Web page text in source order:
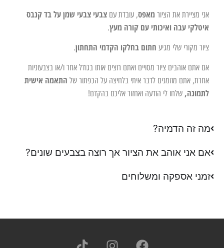
אני מציירת את הציור מאפס, עובדת עם צבעי צבעי שמן על בד קנבס
איטלקי עבה ואיכותי עם קורה מעץ.
ציור מקורי שלי מגיע חתום בחלקו הקדמי התחתון.
אם אתם אוהבים ציור מסויים ואתם רוצים אותו בגודל אחר ו/או בצבעוניות
אחרת, אתם מוזמנים לדבר איתי בלחיצה על הכפתור של התאמה אישית
לתמונה, שלחו לי הודעה ואחזור אליכם בהקדם!
מה זה הדמיה?
אם אני אוהב את הציור אך רוצה בצבעים שונים?
זמני אספקה ומשלוחים